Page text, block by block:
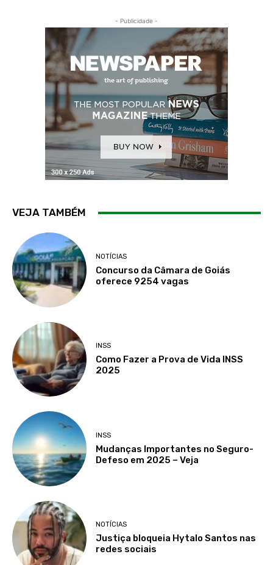
- Publicidade -
VEJA TAMBÉM
NOTÍCIAS
Concurso da Câmara de Goiás
oferece 9254 vagas
INSS
Como Fazer a Prova de Vida INSS
2025
INSS
Mudanças Importantes no Seguro-
Defeso em 2025 – Veja
NOTÍCIAS
Justiça bloqueia Hytalo Santos nas
redes sociais